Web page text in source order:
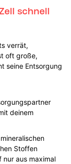
schnell
verrät,
oft große,
seine Entsorgung
deinem
Stoffen
nur aus maximal